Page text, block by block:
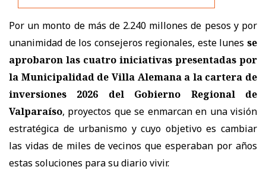
Por un monto de más de 2.240 millones de pesos y por
unanimidad de los consejeros regionales, este lunes se
aprobaron las cuatro iniciativas presentadas por
la Municipalidad de Villa Alemana a la cartera de
inversiones 2026 del Gobierno Regional de
Valparaíso, proyectos que se enmarcan en una visión
estratégica de urbanismo y cuyo objetivo es cambiar
las vidas de miles de vecinos que esperaban por años
estas soluciones para su diario vivir.